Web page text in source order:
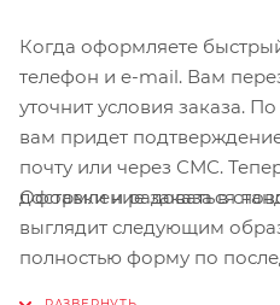
Когда оформляете
телефон и e-mail. Вам
уточнит условия заказа.
вам придет
почту или через СМС.
доставки и радоваться
Оформление заказа в
выглядит следующим
полностью форму по